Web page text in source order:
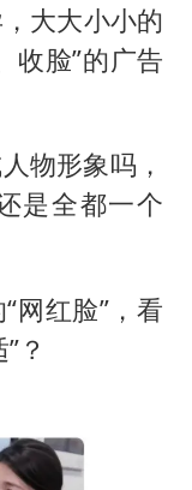
大大小小的
收脸”的广告
物形象吗，
是全都一个
网红脸”，看
？